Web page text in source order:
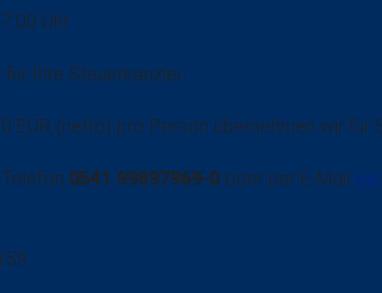
Uhr
Ihre Steuerkanzlei
EUR (netto) pro Person übernehmen wir für
0541 99897969-0 oder per E-Mail